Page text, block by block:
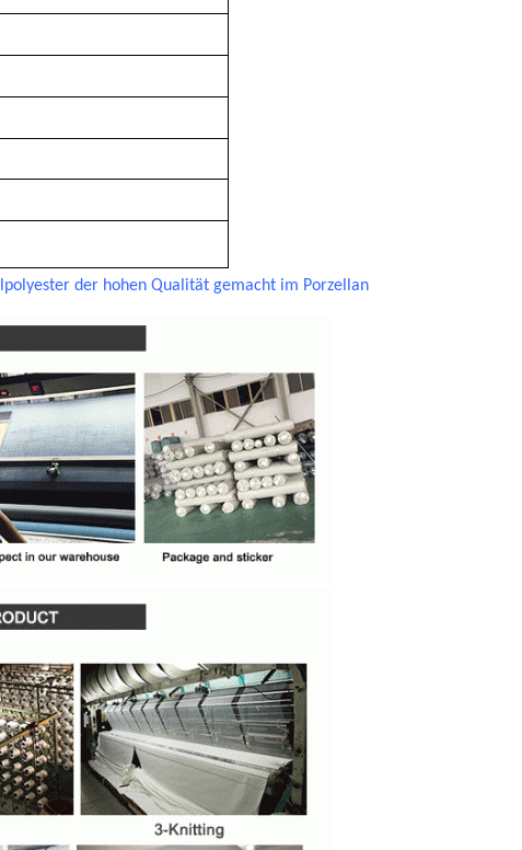
Hinterlass eine Nachricht
Wir rufen Sie bald zurück!
EINREICHUNGEN
der hohen Qualität gemacht im Porzellan